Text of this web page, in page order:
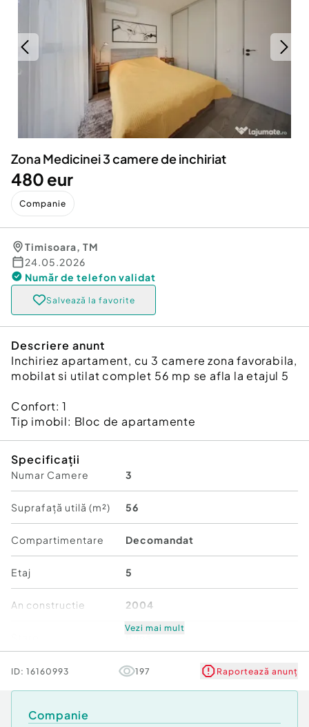
Animale de companie
Afaceri și echipamente profesionale
Inchiriere Bunuri si Vehicule
Utilaje agricole si industriale
Piese auto si accesorii
Dacia Duster
Zona Medicinei 3 camere de inchiriat
480 eur
Companie
Timisoara, TM
24.05.2026
Număr de telefon validat
Salvează la favorite
Descriere anunt
Inchiriez apartament, cu 3 camere zona favorabila,
mobilat si utilat complet 56 mp se afla la etajul 5
Confort:1
Tip imobil: Bloc de apartamente
Specificații
Numar Camere 3
Suprafață utilă (m²) 56
Compartimentare Decomandat
Etaj 5
An constructie 2004
Comfort 1
Vezi mai mult
ID: 16160993 197 Raportează anunț
Companie